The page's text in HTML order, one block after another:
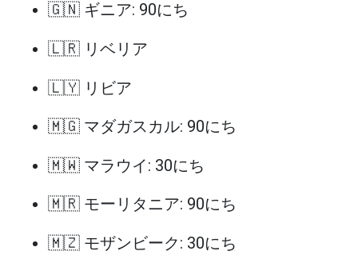
🇬🇳 ギニア: 90にち
🇱🇷 リベリア
🇱🇾 リビア
🇲🇬 マダガスカル: 90にち
🇲🇼 マラウイ: 30にち
🇲🇷 モーリタニア: 90にち
🇲🇿 モザンビーク: 30にち